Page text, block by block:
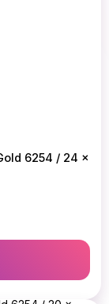
6254 / 24 x